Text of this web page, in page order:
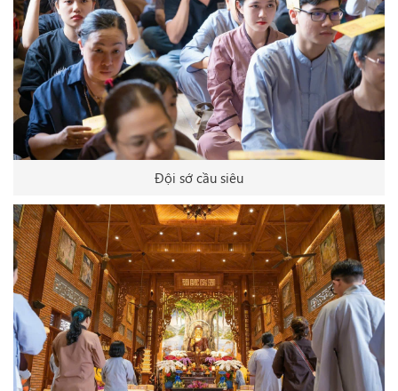
Đội sớ cầu siêu